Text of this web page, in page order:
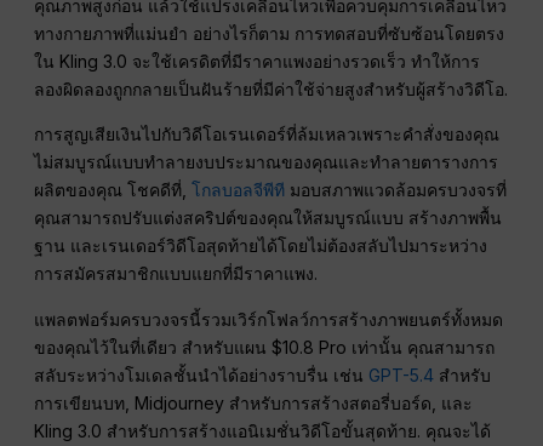
คุณภาพสูงก่อน แล้วใช้แปรงเคลื่อนไหวเพื่อควบคุมการเคลื่อนไหว
ทางกายภาพที่แม่นยำ อย่างไรก็ตาม การทดสอบที่ซับซ้อนโดยตรง
ใน Kling 3.0 จะใช้เครดิตที่มีราคาแพงอย่างรวดเร็ว ทำให้การ
ลองผิดลองถูกกลายเป็นฝันร้ายที่มีค่าใช้จ่ายสูงสำหรับผู้สร้างวิดีโอ.
การสูญเสียเงินไปกับวิดีโอเรนเดอร์ที่ล้มเหลวเพราะคำสั่งของคุณ
ไม่สมบูรณ์แบบทำลายงบประมาณของคุณและทำลายตารางการ
ผลิตของคุณ โชคดีที่,โกลบอลจีพีที มอบสภาพแวดล้อมครบวงจรที่
คุณสามารถปรับแต่งสคริปต์ของคุณให้สมบูรณ์แบบ สร้างภาพพื้น
ฐาน และเรนเดอร์วิดีโอสุดท้ายได้โดยไม่ต้องสลับไปมาระหว่าง
การสมัครสมาชิกแบบแยกที่มีราคาแพง.
แพลตฟอร์มครบวงจรนี้รวมเวิร์กโฟลว์การสร้างภาพยนตร์ทั้งหมด
ของคุณไว้ในที่เดียว สำหรับแผน $10.8 Pro เท่านั้น คุณสามารถ
สลับระหว่างโมเดลชั้นนำได้อย่างราบรื่น เช่น GPT-5.4 สำหรับ
การเขียนบท, Midjourney สำหรับการสร้างสตอรี่บอร์ด, และ
Kling 3.0 สำหรับการสร้างแอนิเมชั่นวิดีโอขั้นสุดท้าย. คุณจะได้